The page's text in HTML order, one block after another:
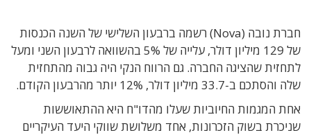
חברת נובה (Nova) רשמה ברבעון השלישי של השנה הכנסות
של 129 מיליון דולר, עלייה של 5% בהשוואה לרבעון השני ומעל
לתחזית שהציגה החברה. גם הרווח הנקי היה גבוה מהתחזית
שלה והסתכם ב-33.7 מיליון דולר, 12% יותר מהרבעון הקודם.
אחת המגמות החיוביות שעלו מהדו"ח היא ההתאוששות
שניכרת בשוק הזכרונות, אחד משלושת שווקי היעד העיקריים